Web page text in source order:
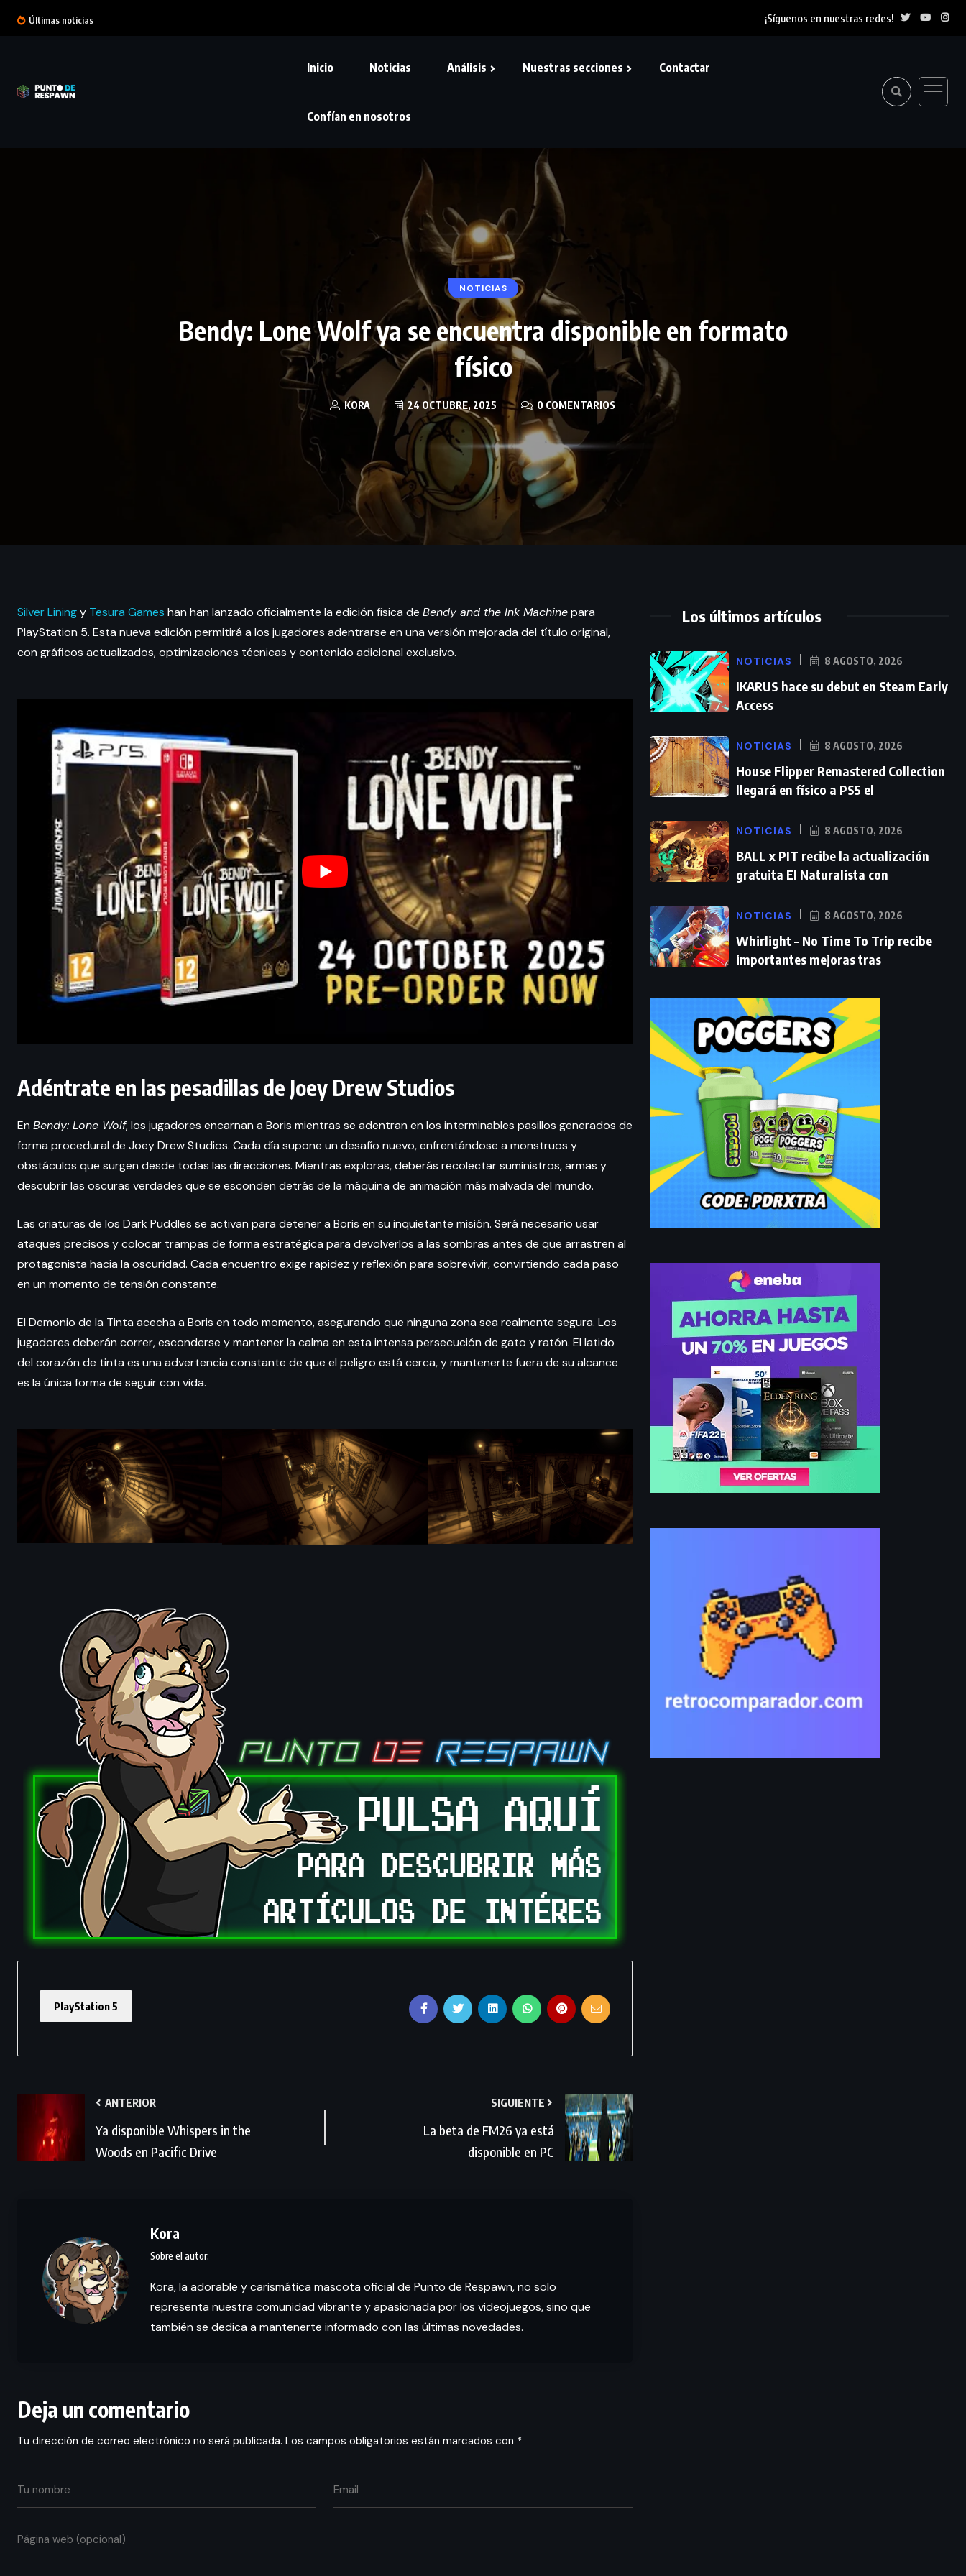
Últimas noticias ¡Síguenos en nuestras redes!
Inicio Noticias Análisis Nuestras secciones Contactar
Confían en nosotros
NOTICIAS
Bendy: Lone Wolf ya se encuentra disponible en formato
físico
KORA 24 OCTUBRE, 2025 0 COMENTARIOS
Silver Liningy Tesura Games han han lanzado oficialmente la edición física de Bendy and the Ink Machinepara
PlayStation 5. Esta nueva edición permitirá a los jugadores adentrarse en una versión mejorada del título original,
con gráficos actualizados, optimizaciones técnicas y contenido adicional exclusivo.
Adéntrate en las pesadillas de Joey Drew Studios
En Bendy: Lone Wolf, los jugadores encarnan a Boris mientras se adentran en los interminables pasillos generados de
forma procedural de Joey Drew Studios. Cada día supone un desafío nuevo, enfrentándose a monstruos y
obstáculos que surgen desde todas las direcciones. Mientras exploras, deberás recolectar suministros, armas y
descubrir las oscuras verdades que se esconden detrás de la máquina de animación más malvada del mundo.
Las criaturas de los Dark Puddles se activan para detener a Boris en su inquietante misión. Será necesario usar
ataques precisos y colocar trampas de forma estratégica para devolverlos a las sombras antes de que arrastren al
protagonista hacia la oscuridad. Cada encuentro exige rapidez y reflexión para sobrevivir, convirtiendo cada paso
en un momento de tensión constante.
El Demonio de la Tinta acecha a Boris en todo momento, asegurando que ninguna zona sea realmente segura. Los
jugadores deberán correr, esconderse y mantener la calma en esta intensa persecución de gato y ratón. El latido
del corazón de tinta es una advertencia constante de que el peligro está cerca, y mantenerte fuera de su alcance
es la única forma de seguir con vida.
PlayStation 5
ANTERIOR
Ya disponible Whispers in the
Woods en Pacific Drive
SIGUIENTE
La beta de FM26 ya está
disponible en PC
Kora
Kora, la adorable y carismática mascota oficial de Punto de Respawn, no solo
representa nuestra comunidad vibrante y apasionada por los videojuegos, sino que
también se dedica a mantenerte informado con las últimas novedades.
Deja un comentario
Tu dirección de correo electrónico no será publicada. Los campos obligatorios están marcados con *
Los últimos artículos
NOTICIAS 8 AGOSTO, 2026
IKARUS hace su debut en Steam Early
Access
NOTICIAS 8 AGOSTO, 2026
House Flipper Remastered Collection
llegará en físico a PS5 el
NOTICIAS 8 AGOSTO, 2026
BALL x PIT recibe la actualización
gratuita El Naturalista con
NOTICIAS 8 AGOSTO, 2026
Whirlight – No Time To Trip recibe
importantes mejoras tras